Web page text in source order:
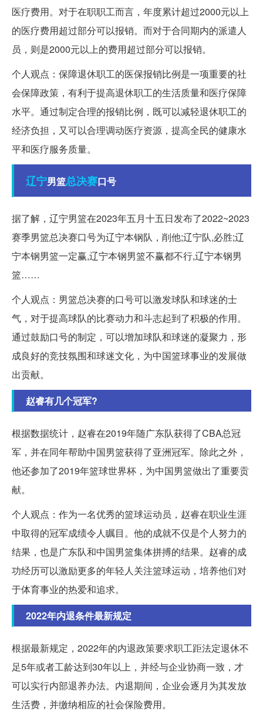
医疗费用。对于在职职工而言，年度累计超过2000元以上
的医疗费用超过部分可以报销。而对于合同期内的派遣人
员，则是2000元以上的费用超过部分可以报销。
个人观点：保障退休职工的医保报销比例是一项重要的社
会保障政策，有利于提高退休职工的生活质量和医疗保障
水平。通过制定合理的报销比例，既可以减轻退休职工的
经济负担，又可以合理调动医疗资源，提高全民的健康水
平和医疗服务质量。
辽宁男篮总决赛口号
据了解，辽宁男篮在2023年五月十五日发布了2022~2023
赛季男篮总决赛口号为辽宁本钢队，削他;辽宁队,必胜;辽
宁本钢男篮一定赢,辽宁本钢男篮不赢都不行,辽宁本钢男
篮……
个人观点：男篮总决赛的口号可以激发球队和球迷的士
气，对于提高球队的比赛动力和斗志起到了积极的作用。
通过鼓励口号的制定，可以增加球队和球迷的凝聚力，形
成良好的竞技氛围和球迷文化，为中国篮球事业的发展做
出贡献。
赵睿有几个冠军?
根据数据统计，赵睿在2019年随广东队获得了CBA总冠
军，并在同年帮助中国男篮获得了亚洲冠军。除此之外，
他还参加了2019年篮球世界杯，为中国男篮做出了重要贡
献。
个人观点：作为一名优秀的篮球运动员，赵睿在职业生涯
中取得的冠军成绩令人瞩目。他的成就不仅是个人努力的
结果，也是广东队和中国男篮集体拼搏的结果。赵睿的成
功经历可以激励更多的年轻人关注篮球运动，培养他们对
于体育事业的热爱和追求。
2022年内退条件最新规定
根据最新规定，2022年的内退政策要求职工距法定退休不
足5年或者工龄达到30年以上，并经与企业协商一致，才
可以实行内部退养办法。内退期间，企业会逐月为其发放
生活费，并缴纳相应的社会保险费用。